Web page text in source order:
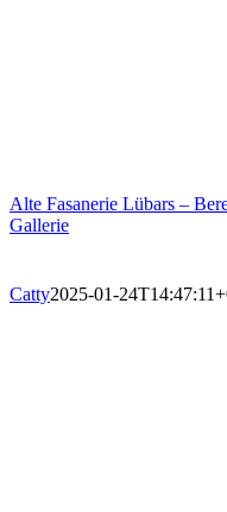
Alte Fasanerie Lübars –
Gallerie
Catty2025-01-